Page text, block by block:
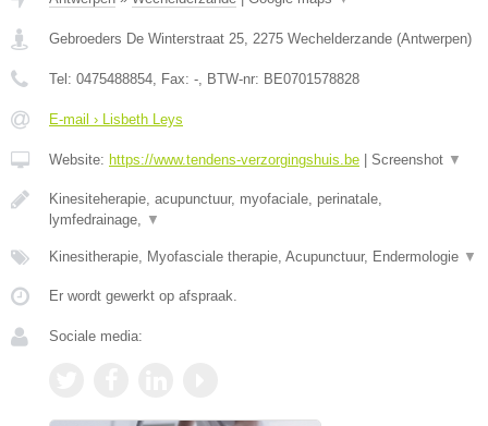
Gebroeders De Winterstraat 25 2275 Wechelderzande (Antwerpen)
Tel: 0475488854 , Fax: - , BTW-nr: BE0701578828
E-mail › Lisbeth Leys
Website: https://www.tendens-verzorgingshuis.be | Screenshot ▼
Kinesiteherapie, acupunctuur, myofaciale, perinatale,
lymfedrainage,
▼
Kinesitherapie, Myofasciale therapie, Acupunctuur, Endermologie ▼
Er wordt gewerkt op afspraak.
Sociale media: